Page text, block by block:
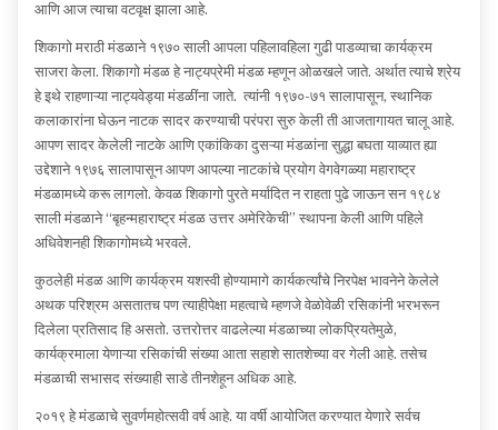
आणि आज त्याचा वटवृक्ष झाला आहे.
शिकागो मराठी मंडळाने १९७० साली आपला पहिलावहिला गुढी पाडव्याचा कार्यक्रम
साजरा केला. शिकागो मंडळ हे नाट्यप्रेमी मंडळ म्हणून ओळखले जाते. अर्थात त्याचे श्रेय
हे इथे राहणाऱ्या नाट्यवेड्या मंडळींना जाते. त्यांनी १९७०-७१ सालापासून, स्थानिक
कलाकारांना घेऊन नाटक सादर करण्याची परंपरा सुरु केली ती आजतागायत चालू आहे.
आपण सादर केलेली नाटके आणि एकांकिका दुसऱ्या मंडळांना सुद्धा बघता याव्यात ह्या
उद्देशाने १९७६ सालापासून आपण आपल्या नाटकांचे प्रयोग वेगवेगळ्या महाराष्ट्र
मंडळामध्ये करू लागलो. केवळ शिकागो पुरते मर्यादित न राहता पुढे जाऊन सन १९८४
साली मंडळाने “बृहन्महाराष्ट्र मंडळ उत्तर अमेरिकेची” स्थापना केली आणि पहिले
अधिवेशनही शिकागोमध्ये भरवले.
कुठलेही मंडळ आणि कार्यक्रम यशस्वी होण्यामागे कार्यकर्त्यांचे निरपेक्ष भावनेने केलेले
अथक परिश्रम असतातच पण त्याहीपेक्षा महत्वाचे म्हणजे वेळोवेळी रसिकांनी भरभरून
दिलेला प्रतिसाद हि असतो. उत्तरोत्तर वाढलेल्या मंडळाच्या लोकप्रियतेमुळे,
कार्यक्रमाला येणाऱ्या रसिकांची संख्या आता सहाशे सातशेच्या वर गेली आहे. तसेच
मंडळाची सभासद संख्याही साडे तीनशेहून अधिक आहे.
२०१९ हे मंडळाचे सुवर्णमहोत्सवी वर्ष आहे. या वर्षी आयोजित करण्यात येणारे सर्वच